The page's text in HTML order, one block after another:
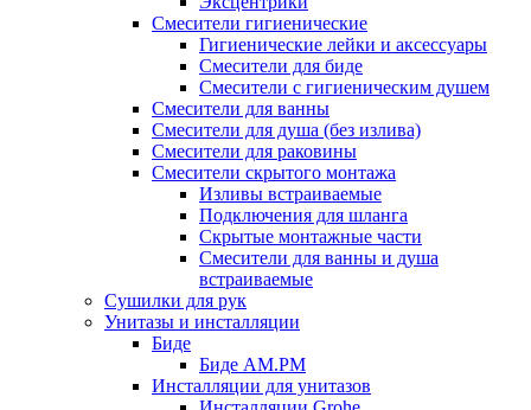
Смесители гигиенические
Гигиенические лейки и аксессуары
Смесители для биде
Смесители с гигиеническим душем
Смесители для ванны
Смесители для душа (без излива)
Смесители для раковины
Смесители скрытого монтажа
Изливы встраиваемые
Подключения для шланга
Скрытые монтажные части
Смесители для ванны и душа
встраиваемые
Сушилки для рук
Унитазы и инсталляции
Биде
Биде AM.PM
Инсталляции для унитазов